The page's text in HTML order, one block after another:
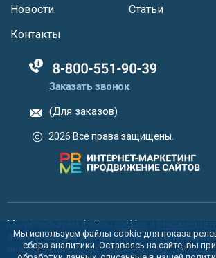
Новости
Статьи
Контакты
88005555550
Заказать звонок
(Для заказов)
2026 Все права защищены.
Мы используем файлы cookies
для улучшения функционала сайта,
анализа статистики посещаемости.
Мы используем файлы cookie для показа
сбора аналитики. Оставаясь на сайте, вы